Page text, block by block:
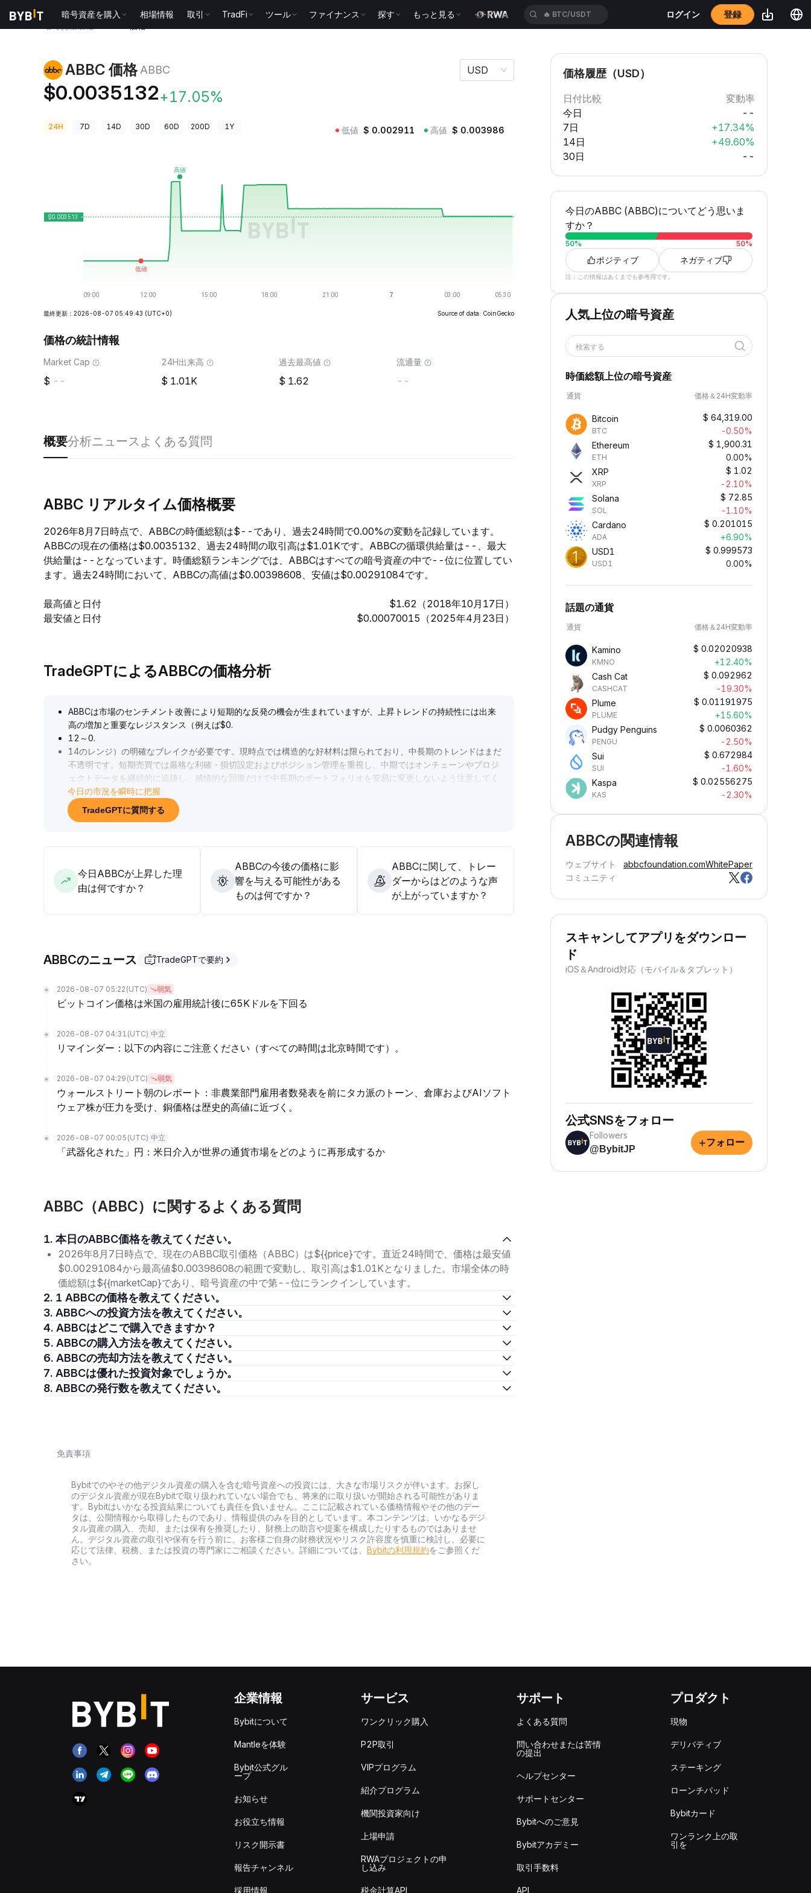
暗号資産を購入 相場情報 取引 TradFi ツール ファイナンス 探す もっと見る ログイン 登録
ABBC 価格 ABBC
$0.0035132+17.05%
USD
24H 7D 14D 30D 60D 200D 1Y 低値 $ 0.002911 高値 $ 0.003986
最終更新：2026-08-07 05:49:43 (UTC+0) Source of data: CoinGecko
価格の統計情報
Market Cap
--
24H出来高
1.01K
過去最高値
1.62
流通量
--
概要分析ニュースよくある質問
ABBC リアルタイム価格概要
2026年8月7日時点で、ABBCの時価総額は$--であり、過去24時間で0.00%の変動を記録しています。
ABBCの現在の価格は$0.0035132、過去24時間の取引高は$1.01Kです。ABBCの循環供給量は--、最大
供給量は--となっています。時価総額ランキングでは、ABBCはすべての暗号資産の中で--位に位置してい
ます。過去24時間において、ABBCの高値は$0.00398608、安値は$0.00291084です。
最高値と日付
$1.62（2018年10月17日）
最安値と日付
$0.00070015（2025年4月23日）
TradeGPTによるABBCの価格分析
ABBCは市場のセンチメント改善により短期的な反発の機会が生まれていますが、上昇トレンドの持続性には出来
高の増加と重要なレジスタンス（例えば$0.
12～0.
14のレンジ）の明確なブレイクが必要です。現時点では構造的な好材料は限られており、中長期のトレンドはまだ
不透明です。短期売買では厳格な利確・損切設定およびポジション管理を重視し、中期ではオンチェーンやプロジ
ェクトデータを継続的に追跡し、感情的な回復だけで中長期のポートフォリオを安易に変更しないよう注意してく
ださい。.
今日の市況を瞬時に把握
TradeGPTに質問する
今日ABBCが上昇した理
由は何ですか？
ABBCの今後の価格に影
響を与える可能性がある
ものは何ですか？
ABBCに関して、トレー
ダーからはどのような声
が上がっていますか？
ABBCのニュース TradeGPTで要約
2026-08-07 05:22 (UTC) 弱気
ビットコイン価格は米国の雇用統計後に65Kドルを下回る
2026-08-07 04:31 (UTC) 中立
リマインダー：以下の内容にご注意ください（すべての時間は北京時間です）。
2026-08-07 04:29 (UTC) 弱気
ウォールストリート朝のレポート：非農業部門雇用者数発表を前にタカ派のトーン、倉庫およびAIソフト
ウェア株が圧力を受け、銅価格は歴史的高値に近づく。
2026-08-07 00:05 (UTC) 中立
「武器化された」円：米日介入が世界の通貨市場をどのように再形成するか
ABBC（ABBC）に関するよくある質問
1. 本日のABBC価格を教えてください。
2026年8月7日時点で、現在のABBC取引価格（ABBC）は${{price}です。直近24時間で、価格は最安値
$0.00291084から最高値$0.00398608の範囲で変動し、取引高は$1.01Kとなりました。市場全体の時
価総額は${{marketCap}であり、暗号資産の中で第--位にランクインしています。
2. 1 ABBCの価格を教えてください。
3. ABBCへの投資方法を教えてください。
4. ABBCはどこで購入できますか？
5. ABBCの購入方法を教えてください。
6. ABBCの売却方法を教えてください。
7. ABBCは優れた投資対象でしょうか。
8. ABBCの発行数を教えてください。
免責事項
Bybitでのやその他デジタル資産の購入を含む暗号資産への投資には、大きな市場リスクが伴います。お探し
のデジタル資産が現在Bybitで取り扱われていない場合でも、将来的に取り扱いが開始される可能性がありま
す。Bybitはいかなる投資結果についても責任を負いません。ここに記載されている価格情報やその他のデー
タは、公開情報から取得したものであり、情報提供のみを目的としています。本コンテンツは、いかなるデジ
タル資産の購入、売却、または保有を推奨したり、財務上の助言や提案を構成したりするものではありませ
ん。デジタル資産の取引や保有を行う前に、お客様ご自身の財務状況やリスク許容度を慎重に検討し、必要に
応じて法律、税務、または投資の専門家にご相談ください。詳細については、 Bybitの利用規約をご参照くだ
さい。
価格履歴（USD）
日付比較
変動率
今日
--
7日
+17.34%
14日
+49.60%
30日
--
今日のABBC (ABBC)についてどう思いま
すか？
50% 50%
ポジティブ ネガティブ
注：この情報はあくまでも参考用です。
人気上位の暗号資産
検索する
時価総額上位の暗号資産
通貨 価格＆24H変動率
Bitcoin
BTC
$ 64,319.00
-0.50%
Ethereum
ETH
$ 1,900.31
0.00%
XRP
XRP
$ 1.02
-2.10%
Solana
SOL
$ 72.85
-1.10%
Cardano
ADA
$ 0.201015
+6.90%
USD1
USD1
$ 0.999573
0.00%
話題の通貨
通貨 価格＆24H変動率
Kamino
KMNO
$ 0.02020938
+12.40%
Cash Cat
CASHCAT
$ 0.092962
-19.30%
Plume
PLUME
$ 0.01191975
+15.60%
Pudgy Penguins
PENGU
$ 0.0060362
-2.50%
Sui
SUI
$ 0.672984
-1.60%
Kaspa
KAS
$ 0.02556275
-2.30%
ABBCの関連情報
ウェブサイト abbcfoundation.comWhitePaper
コミュニティ
スキャンしてアプリをダウンロー
ド
iOS＆Android対応（モバイル＆タブレット）
公式SNSをフォロー
Followers
@BybitJP
+フォロー
企業情報
Bybitについて
Mantleを体験
Bybit公式グル
ープ
お知らせ
お役立ち情報
リスク開示書
報告チャンネル
採用情報
サービス
ワンクリック購入
P2P取引
VIPプログラム
紹介プログラム
機関投資家向け
上場申請
RWAプロジェクトの申
し込み
税金計算API
サポート
よくある質問
問い合わせまたは苦情
の提出
ヘルプセンター
サポートセンター
Bybitへのご意見
Bybitアカデミー
取引手数料
API
プロダクト
現物
デリバティブ
ステーキング
ローンチパッド
Bybitカード
ワンランク上の取
引を